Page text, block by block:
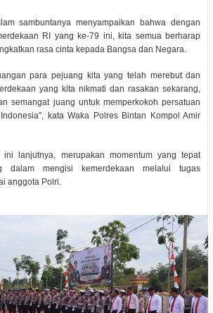
sambuntanya menyampaikan bahwa dengan
RI yang ke-79 ini, kita semua berharap
rasa cinta kepada Bangsa dan Negara.
para pejuang kita yang telah merebut dan
yang kita nikmati dan rasakan sekarang,
semangat juang untuk memperkokoh persatuan
kata Waka Polres Bintan Kompol Amir
ini lanjutnya, merupakan momentum yang tepat
dalam mengisi kemerdekaan melalui tugas
anggota Polri.